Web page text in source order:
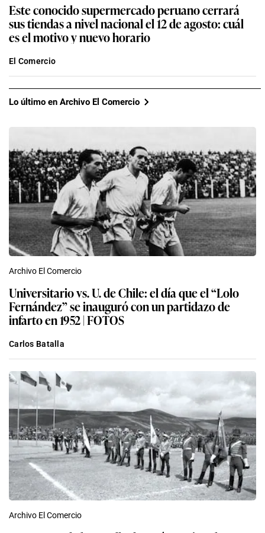
Este conocido supermercado peruano cerrará
sus tiendas a nivel nacional el 12 de agosto: cuál
es el motivo y nuevo horario
El Comercio
Lo último en Archivo El Comercio
Archivo El Comercio
Universitario vs. U. de Chile: el día que el “Lolo
Fernández” se inauguró con un partidazo de
infarto en 1952 | FOTOS
Carlos Batalla
Archivo El Comercio